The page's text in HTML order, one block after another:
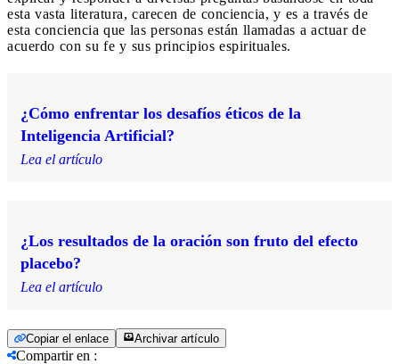
esta vasta literatura, carecen de conciencia, y es a través de
esta conciencia que las personas están llamadas a actuar de
acuerdo con su fe y sus principios espirituales.
¿Cómo enfrentar los desafíos éticos de la
Inteligencia Artificial?
Lea el artículo
¿Los resultados de la oración son fruto del efecto
placebo?
Lea el artículo
Copiar el enlace Archivar artículo
Compartir en :